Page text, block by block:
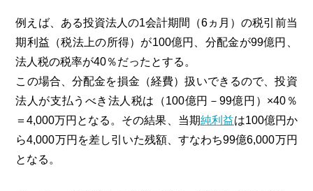
例えば、ある投資法人の1会計期間（6ヵ月）の税引前当
期利益（税法上の所得）が100億円、分配金が99億円、
法人税の税率が40％だったとする。
この場合、分配金を損金（経費）扱いできるので、投資
法人が支払うべき法人税は（100億円－99億円）×40％
＝4,000万円となる。その結果、当期純利益は100億円か
ら4,000万円を差し引いた残額、すなわち99億6,000万円
となる。